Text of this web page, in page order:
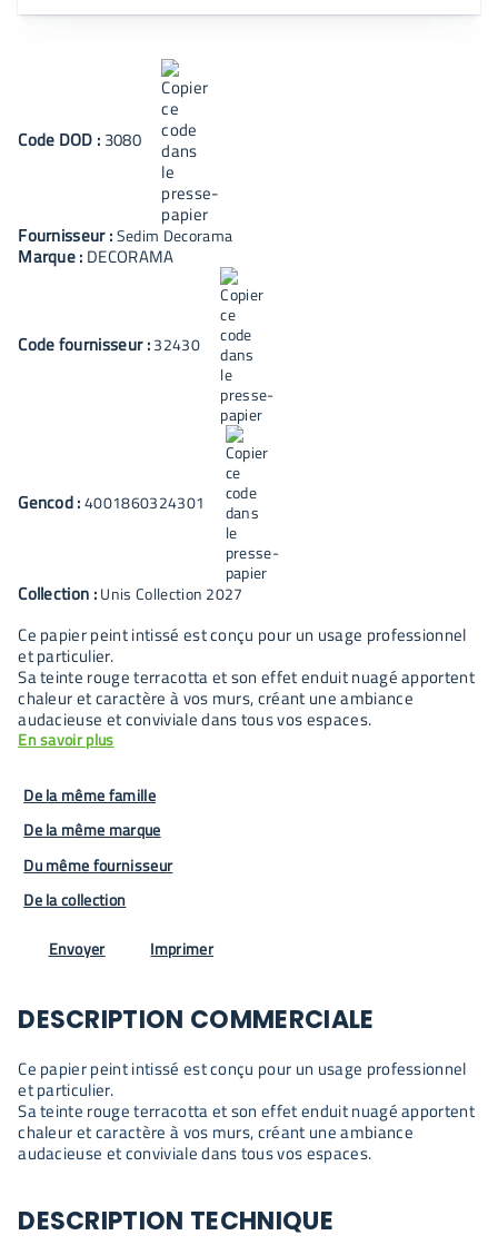
Code DOD : 3080
Fournisseur :Sedim Decorama
Marque : DECORAMA
Code fournisseur :32430
Gencod :4001860324301
Collection :Unis Collection 2027
Ce papier peint intissé est conçu pour un usage professionnel
et particulier.
Sa teinte rouge terracotta et son effet enduit nuagé apportent
chaleur et caractère à vos murs, créant une ambiance
audacieuse et conviviale dans tous vos espaces.
En savoir plus
De la même famille
De la même marque
Du même fournisseur
De la collection
Envoyer Imprimer
DESCRIPTION COMMERCIALE
Ce papier peint intissé est conçu pour un usage professionnel
et particulier.
Sa teinte rouge terracotta et son effet enduit nuagé apportent
chaleur et caractère à vos murs, créant une ambiance
audacieuse et conviviale dans tous vos espaces.
DESCRIPTION TECHNIQUE